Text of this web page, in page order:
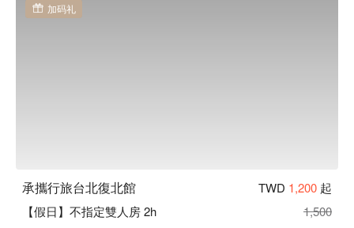
加码礼
承攜行旅台北復北館 TWD 1,200 起
【假日】不指定雙人房 2h
1,500